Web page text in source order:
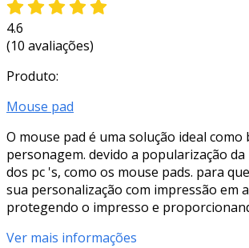
4.6
(10 avaliações)
Produto:
Mouse pad
O mouse pad é uma solução ideal
personagem. devido a popularização
dos pc 's, como os mouse pads. para
sua personalização com impressão em
protegendo o impresso e
Ver mais informações